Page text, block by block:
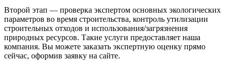
Второй этап — проверка экспертом основных экологических
параметров во время строительства, контроль утилизации
строительных отходов и использования/загрязнения
природных ресурсов. Такие услуги предоставляет наша
компания. Вы можете заказать экспертную оценку прямо
сейчас, оформив заявку на сайте.